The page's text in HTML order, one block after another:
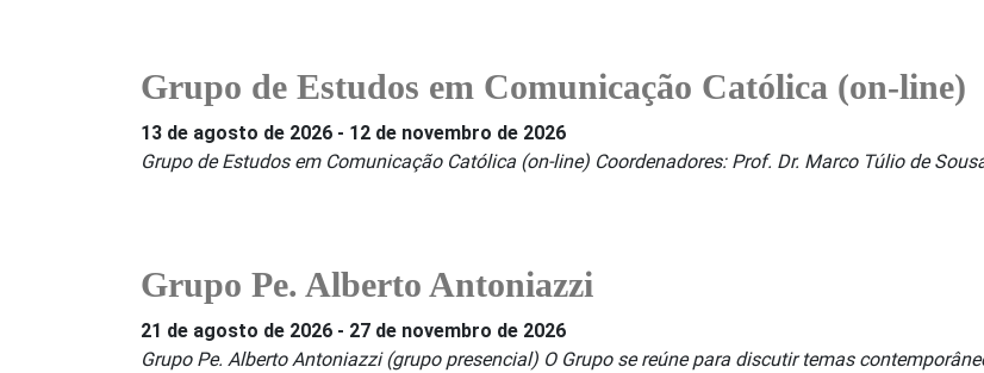
Grupo de Estudos em Comunicação Católica (on-line)
13 de agosto de 2026 - 12 de novembro de 2026
Grupo de Estudos em Comunicação Católica (on-line) Coordenadores: Prof. Dr. Marco Túlio de
Grupo Pe. Alberto Antoniazzi
21 de agosto de 2026 - 27 de novembro de 2026
Grupo Pe. Alberto Antoniazzi (grupo presencial) O Grupo se reúne para discutir temas